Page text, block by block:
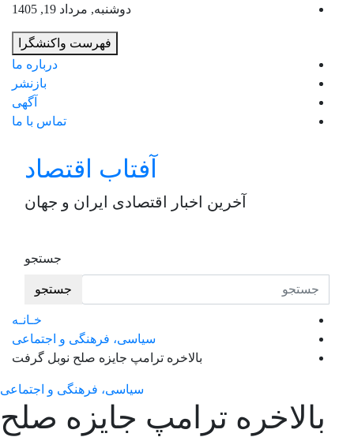
دوشنبه, مرداد 19, 1405
فهرست واکنشگرا
درباره ما
بازنشر
آگهی
تماس با ما
آفتاب اقتصاد
آخرین اخبار اقتصادی ایران و جهان
جستجو
جستجو
خـانـه
سیاسی، فرهنگی و اجتماعی
بالاخره ترامپ جایزه صلح نوبل گرفت
سیاسی، فرهنگی و اجتماعی
بالاخره ترامپ جایزه صلح